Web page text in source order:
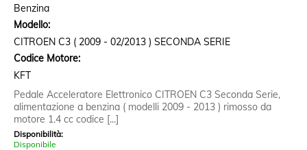
Benzina
Modello:
CITROEN C3 ( 2009 - 02/2013 ) SECONDA SERIE
Codice Motore:
KFT
Pedale Acceleratore Elettronico CITROEN C3 Seconda Serie,
alimentazione a benzina ( modelli 2009 - 2013 ) rimosso da
motore 1.4 cc codice [...]
Disponibilità:
Disponibile